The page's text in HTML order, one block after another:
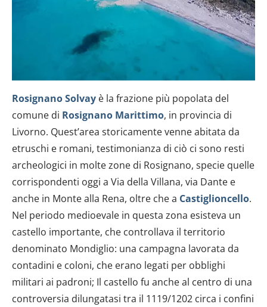
Rosignano Solvay è la frazione più popolata del
comune di Rosignano Marittimo, in provincia di
Livorno. Quest’area storicamente venne abitata da
etruschi e romani, testimonianza di ciò ci sono resti
archeologici in molte zone di Rosignano, specie quelle
corrispondenti oggi a Via della Villana, via Dante e
anche in Monte alla Rena, oltre che a Castiglioncello.
Nel periodo medioevale in questa zona esisteva un
castello importante, che controllava il territorio
denominato Mondiglio: una campagna lavorata da
contadini e coloni, che erano legati per obblighi
militari ai padroni; Il castello fu anche al centro di una
controversia dilungatasi tra il 1119/1202 circa i confini